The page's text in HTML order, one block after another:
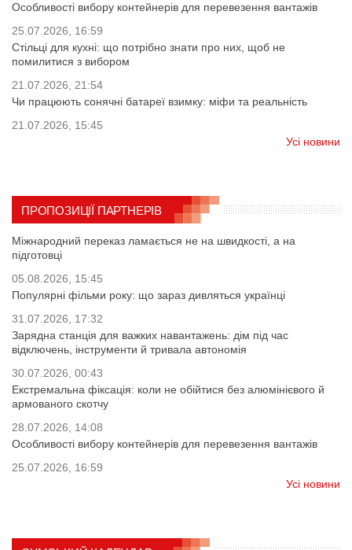
Особливості вибору контейнерів для перевезення вантажів
25.07.2026, 16:59
Стільці для кухні: що потрібно знати про них, щоб не
помилитися з вибором
21.07.2026, 21:54
Чи працюють сонячні батареї взимку: міфи та реальність
21.07.2026, 15:45
Усі новини
ПРОПОЗИЦІЇ ПАРТНЕРІВ
Міжнародний переказ ламається не на швидкості, а на
підготовці
05.08.2026, 15:45
Популярні фільми року: що зараз дивляться українці
31.07.2026, 17:32
Зарядна станція для важких навантажень: дім під час
відключень, інструменти й тривала автономія
30.07.2026, 00:43
Екстремальна фіксація: коли не обійтися без алюмінієвого й
армованого скотчу
28.07.2026, 14:08
Особливості вибору контейнерів для перевезення вантажів
25.07.2026, 16:59
Усі новини